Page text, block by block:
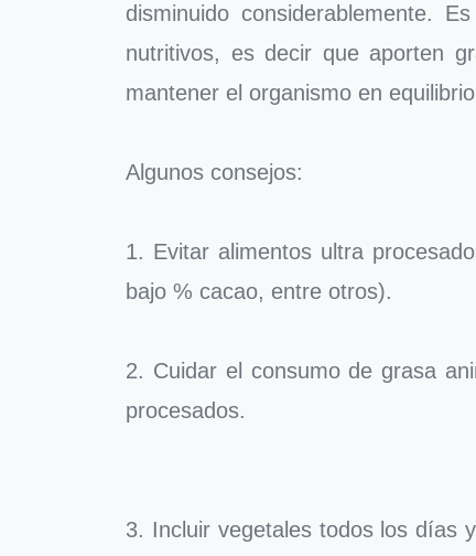
disminuido considerablemente.
nutritivos, es decir que aporten
mantener el organismo en
Algunos consejos:
1. Evitar alimentos ultra
bajo % cacao, entre otros).
2. Cuidar el consumo de grasa
procesados.
3. Incluir vegetales todos los días